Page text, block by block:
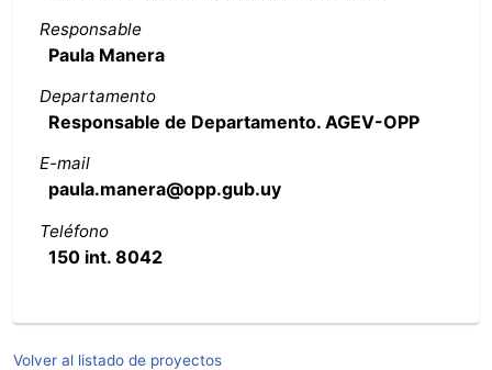
Responsable
Paula Manera
Departamento
Responsable de Departamento. AGEV-OPP
E-mail
paula.manera@opp.gub.uy
Teléfono
150 int. 8042
Volver al listado de proyectos